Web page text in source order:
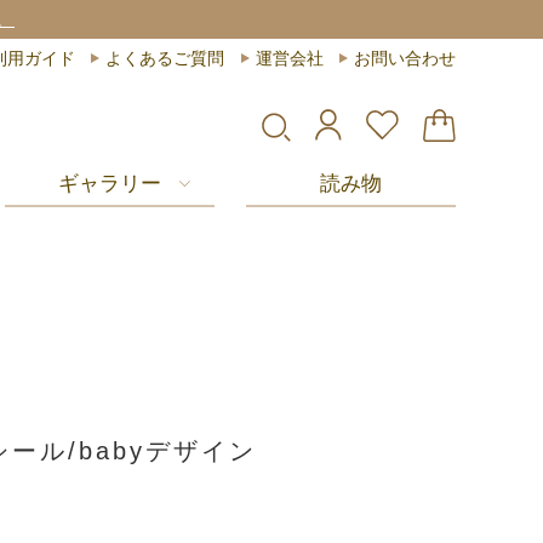
用ガイド よくあるご質問 運営会社 お問い合わせ
ギャラリー 読み物
ール/babyデザイン